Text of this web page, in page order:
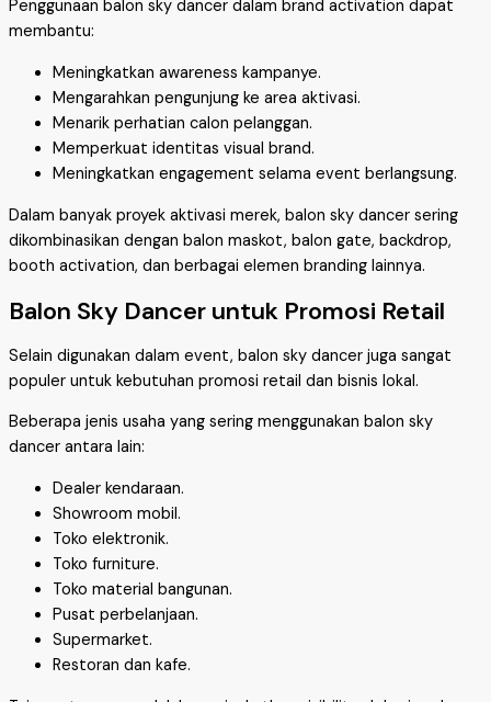
Penggunaan balon sky dancer dalam brand activation dapat
membantu:
Meningkatkan awareness kampanye.
Mengarahkan pengunjung ke area aktivasi.
Menarik perhatian calon pelanggan.
Memperkuat identitas visual brand.
Meningkatkan engagement selama event berlangsung.
Dalam banyak proyek aktivasi merek, balon sky dancer sering
dikombinasikan dengan balon maskot, balon gate, backdrop,
booth activation, dan berbagai elemen branding lainnya.
Balon Sky Dancer untuk Promosi Retail
Selain digunakan dalam event, balon sky dancer juga sangat
populer untuk kebutuhan promosi retail dan bisnis lokal.
Beberapa jenis usaha yang sering menggunakan balon sky
dancer antara lain:
Dealer kendaraan.
Showroom mobil.
Toko elektronik.
Toko furniture.
Toko material bangunan.
Pusat perbelanjaan.
Supermarket.
Restoran dan kafe.